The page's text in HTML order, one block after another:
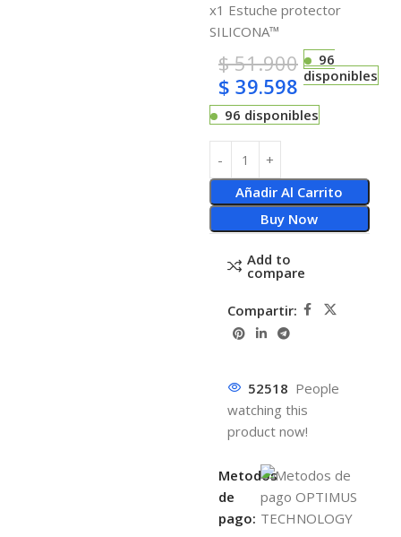
x1 Estuche protector
SILICONA™
$51.900
$ 39.598
96
disponibles
96 disponibles
Añadir Al Carrito
Buy Now
Add to
compare
Compartir:
52518 People
watching this
product now!
Metodos
de
pago: